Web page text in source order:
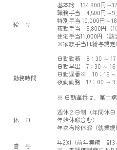
給 与
基本給 134,800円～
職務手当 4,500円～
特別手当 10,000円～
夜勤手当 5,800円（1
住宅手当11,000円（該
※家族手当は給与規定
勤務時間
日勤勤務 8：30 ～ 17
日勤早出 7：30 ～ 16
日勤遅番※ 10：15 ～
夜勤勤務 17：00 ～ 9
※ 日勤遅番は、第二
休 日
週休２日制（年間休
年始休暇含む）
年次有給休暇（就業規
賞 与
年2回（前年実績 計3